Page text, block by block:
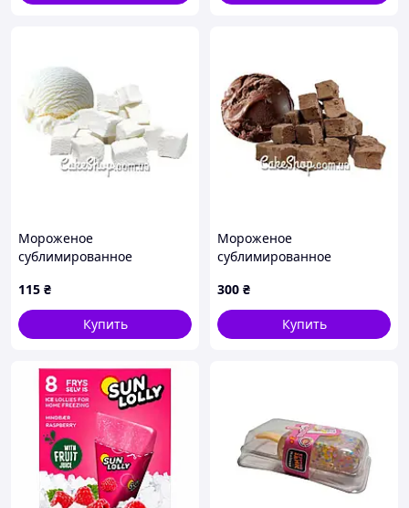
Мороженое
сублимированное
115 ₴
Купить
Мороженое
сублимированное
300 ₴
Купить